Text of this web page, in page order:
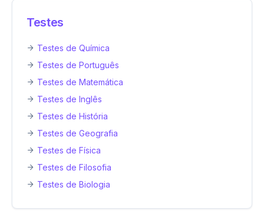
Testes
Testes de Química
Testes de Português
Testes de Matemática
Testes de Inglês
Testes de História
Testes de Geografia
Testes de Física
Testes de Filosofia
Testes de Biologia